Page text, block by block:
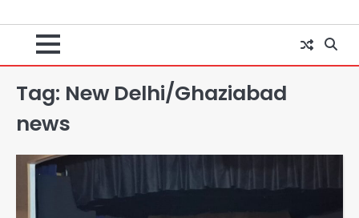
Tag: New Delhi/Ghaziabad
news